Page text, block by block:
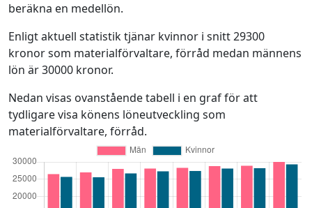
beräkna en medellön.
Enligt aktuell statistik tjänar kvinnor i snitt 29300
kronor som materialförvaltare, förråd medan männens
lön är 30000 kronor.
Nedan visas ovanstående tabell i en graf för att
tydligare visa könens löneutveckling som
materialförvaltare, förråd.